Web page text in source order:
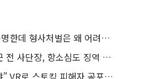
학교 혐오표현, 피해는 분명한데 형사처벌은 왜 어려울까?
‘채상병 순직 책임’ 임성근 전 사단장, 항소심도 징역 3년
“살기 위해 도망치는 거야” VR로 스토킹 피해자 공포 마주한 수형자들